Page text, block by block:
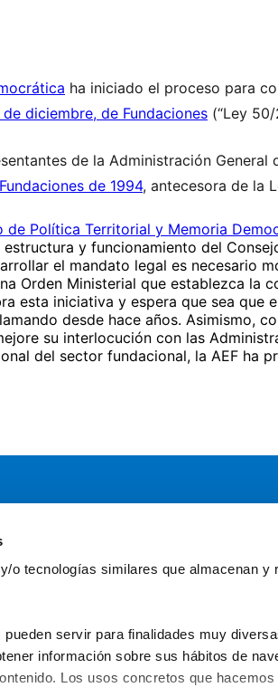
o tecnologías similares que almacenan y
servir para finalidades muy
información sobre sus hábitos de
Los usos concretos que
ha iniciado el proceso para
diciembre, de Fundaciones (“Ley
de la Administración
de 1994, antecesora de la
de Política Territorial y Memoria
y funcionamiento del
el mandato legal es necesario
Orden Ministerial que establezca la
esta iniciativa y espera que sea
desde hace años. Asimismo,
su interlocución con las
del sector fundacional, la AEF ha
Convocatoria de Fundaciones